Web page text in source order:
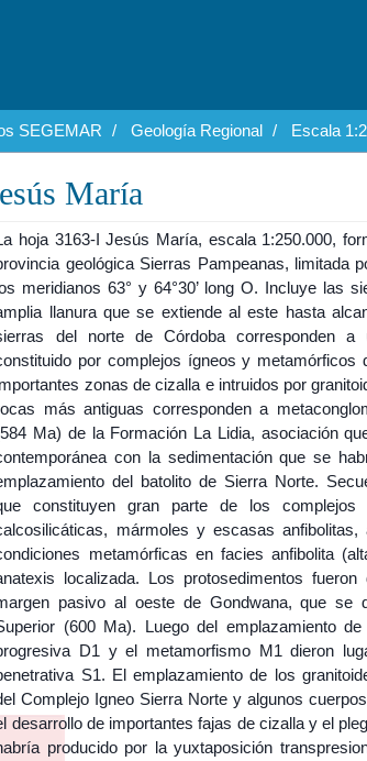
SEGEMAR Geología Regional Escala
María
hoja 3163-I Jesús María, escala 1:250.000,
geológica Sierras Pampeanas, limitada
meridianos 63° y 64°30’ long O. Incluye las
llanura que se extiende al este hasta
del norte de Córdoba corresponden a
por complejos ígneos y metamórficos
zonas de cizalla e intruidos por
más antiguas corresponden a
Ma) de la Formación La Lidia, asociación
con la sedimentación que se
del batolito de Sierra Norte.
constituyen gran parte de los complejos
mármoles y escasas
metamórficas en facies anfibolita
localizada. Los protosedimentos
pasivo al oeste de Gondwana, que se
(600 Ma). Luego del emplazamiento
D1 y el metamorfismo M1 dieron
S1. El emplazamiento de los
Complejo Igneo Sierra Norte y algunos
desarrollo de importantes fajas de cizalla y el
producido por la yuxtaposición